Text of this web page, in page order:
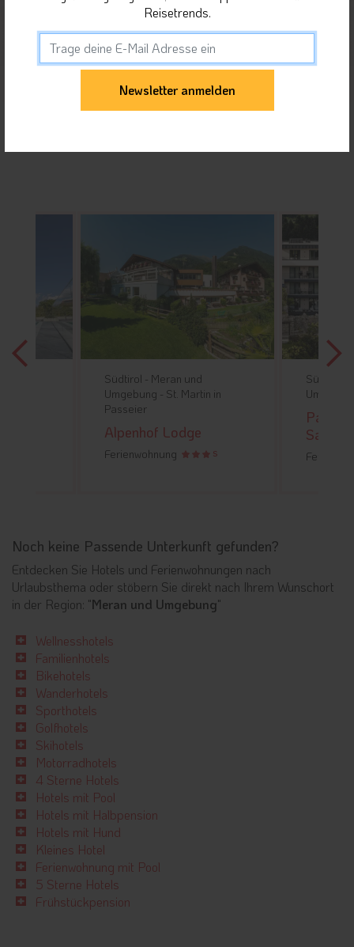
Unterkunft teilen
Südtirol -
Umgebung -
Saltaus
Ferienwohnung
Noch keine Passende Unterkunft gefunden?
Entdecken Sie Hotels und Ferienwohnungen nach
Urlaubsthema oder stöbern Sie direkt nach Ihrem Wunschort
in der Region: "Meran und Umgebung"
Wellnesshotels
Familienhotels
Bikehotels
Wanderhotels
Sporthotels
Golfhotels
Skihotels
Motorradhotels
4 Sterne Hotels
Hotels mit Pool
Hotels mit Halbpension
Hotels mit Hund
Kleines Hotel
Ferienwohnung mit Pool
5 Sterne Hotels
Frühstückpension
Reisetrends.